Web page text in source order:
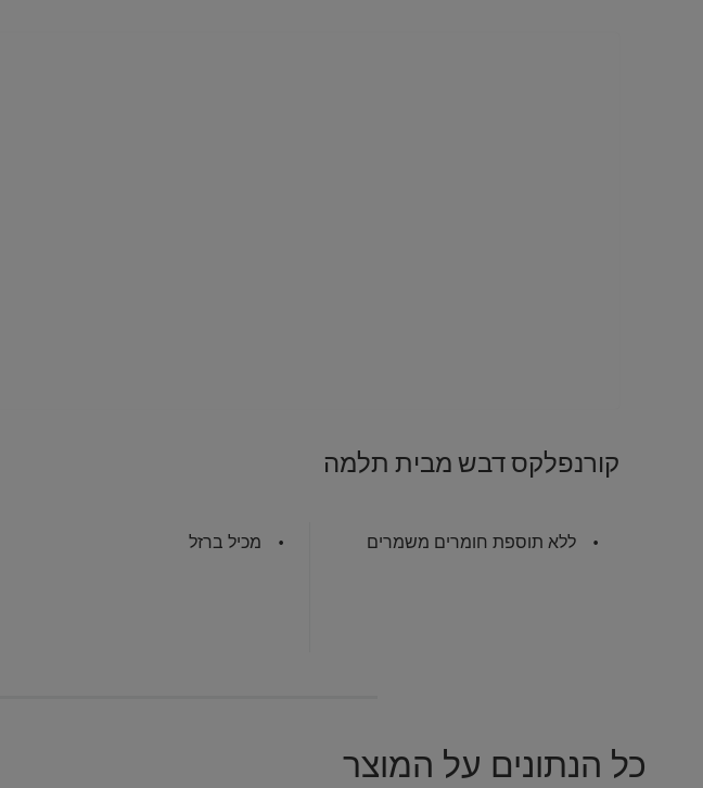
קורנפלקס דבש מבית תלמה
ללא תוספת חומרים משמרים מכיל ברזל
כל הנתונים על המוצר